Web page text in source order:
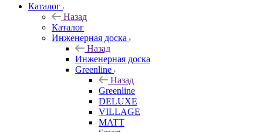
Каталог
Назад
Каталог
Инженерная доска
Назад
Инженерная доска
Greenline
Назад
Greenline
DELUXE
VILLAGE
MATT